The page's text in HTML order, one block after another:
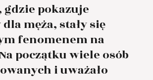
pokazuje
męża, stały się
fenomenem na
początku wiele osób
i uważało